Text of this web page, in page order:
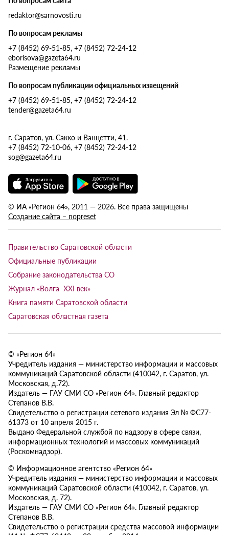
redaktor@sarnovosti.ru
По вопросам рекламы
+7 (8452) 69-51-85, +7 (8452) 72-24-12
eborisova@gazeta64.ru
Размещение рекламы
По вопросам публикации официальных извещений
+7 (8452) 69-51-85, +7 (8452) 72-24-12
tender@gazeta64.ru
г. Саратов, ул. Сакко и Ванцетти, 41.
+7 (8452) 72-10-06, +7 (8452) 72-24-12
sog@gazeta64.ru
© ИА «Регион 64», 2011 — 2026. Все права защищены
Создание сайта – nopreset
Правительство Саратовской области
Официальные публикации
Собрание законодательства СО
Журнал «Волга XXI век»
Книга памяти Саратовской области
Саратовская областная газета
© «Регион 64»
Учредитель издания — министерство информации и массовых
коммуникаций Саратовской области (410042, г. Саратов, ул.
Московская, д.72).
Издатель — ГАУ СМИ СО «Регион 64». Главный редактор
Степанов В.В.
Свидетельство о регистрации сетевого издания Эл № ФС77-
61373 от 10 апреля 2015 г.
Выдано Федеральной службой по надзору в сфере связи,
информационных технологий и массовых коммуникаций
(Роскомнадзор).
© Информационное агентство «Регион 64»
Учредитель издания — министерство информации и массовых
коммуникаций Саратовской области (410042, г. Саратов, ул.
Московская, д. 72).
Издатель — ГАУ СМИ СО «Регион 64». Главный редактор
Степанов В.В.
Свидетельство о регистрации средства массовой информации